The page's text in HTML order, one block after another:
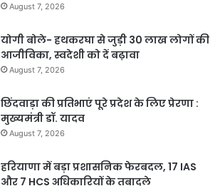
August 7, 2026
योगी बोले- हथकरघा से जुड़ी 30 लाख लोगों की
आजीविका, स्वदेशी को दें बढ़ावा
August 7, 2026
छिंदवाड़ा की प्रतिभाएं पूरे प्रदेश के लिए प्रेरणा :
मुख्यमंत्री डॉ. यादव
August 7, 2026
हरियाणा में बड़ा प्रशासनिक फेरबदल, 17 IAS
और 7 HCS अधिकारियों के तबादले